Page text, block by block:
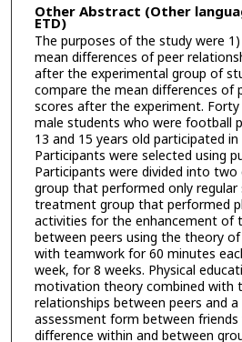
Other Abstract (Other
ETD)
The purposes of the study were
mean differences of peer
after the experimental group of
compare the mean differences of
scores after the experiment.
male students who were football
13 and 15 years old participated
Participants were selected using
Participants were divided into
group that performed only
treatment group that performed
activities for the enhancement of
between peers using the theory
with teamwork for 60 minutes
week, for 8 weeks. Physical
motivation theory combined with
relationships between peers and
assessment form between friends
difference within and between